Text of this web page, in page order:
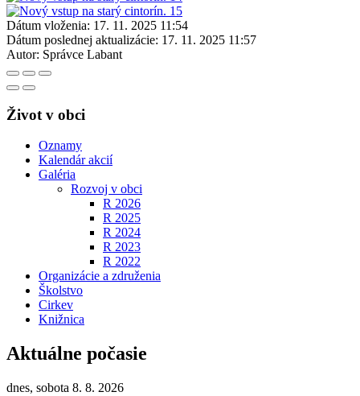
Dátum vloženia: 17. 11. 2025 11:54
Dátum poslednej aktualizácie: 17. 11. 2025 11:57
Autor: Správce Labant
Život v obci
Oznamy
Kalendár akcií
Galéria
Rozvoj v obci
R 2026
R 2025
R 2024
R 2023
R 2022
Organizácie a združenia
Školstvo
Cirkev
Knižnica
Aktuálne počasie
dnes, sobota 8. 8. 2026